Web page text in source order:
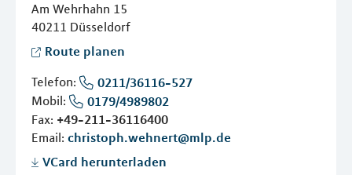
Am Wehrhahn 15
40211 Düsseldorf
Route planen
Telefon:
0211/36116-527
Mobil:
0179/4989802
Fax: +49-211-36116400
Email: christoph.wehnert@mlp.de
VCard herunterladen